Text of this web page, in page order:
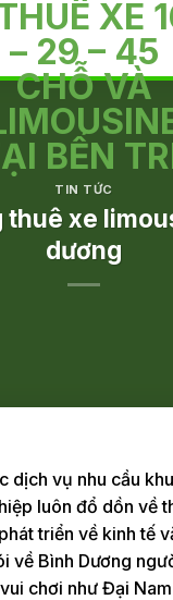
TIN TỨC
thuê xe
dương
dịch vụ nhu cầu
luôn đổ dồn về
triển về kinh tế
về Bình Dương
chơi như Đại